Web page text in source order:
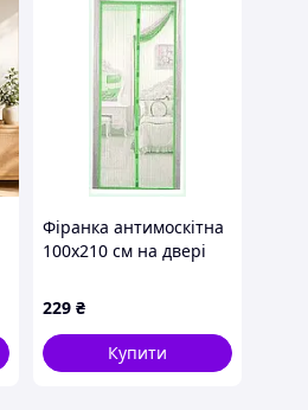
Фіранка антимоскітна
100х210 см на двері
229 ₴
Купити